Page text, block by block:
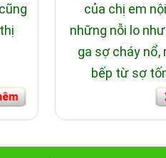
của chị em
những nỗi lo
ga sợ cháy nổ,
bếp từ sợ